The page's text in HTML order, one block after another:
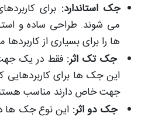
جک استاندارد: برای
می شوند. طراحی ساده و
ها را برای بسیاری از
جک تک اثر: فقط در یک
این جک ها برای کاربردهایی
جهت خاص دارند مناسب
جک دو اثر: این نوع جک ها